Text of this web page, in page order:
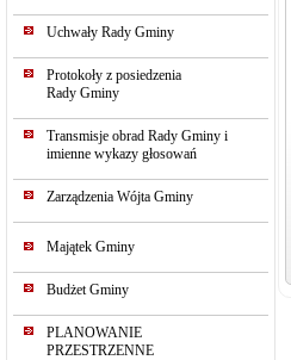
Uchwały Rady Gminy
Protokoły z posiedzenia
Rady Gminy
Transmisje obrad Rady Gminy i
imienne wykazy głosowań
Zarządzenia Wójta Gminy
Majątek Gminy
Budżet Gminy
PLANOWANIE
PRZESTRZENNE